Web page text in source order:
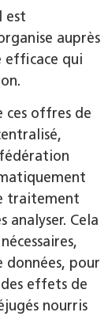
est
auprès
efficace qui
ces offres de
traitement
analyser. Cela
pour
effets de
nourris